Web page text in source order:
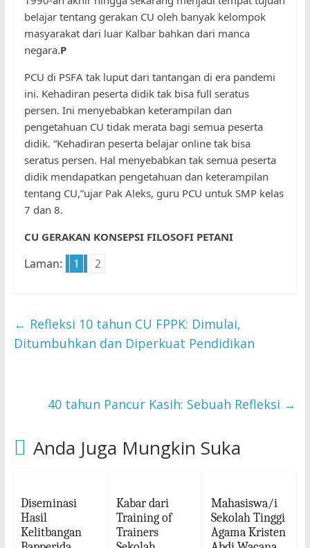
belajar tentang gerakan CU oleh banyak kelompok
masyarakat dari luar Kalbar bahkan dari manca
negara.P
PCU di PSFA tak luput dari tantangan di era pandemi
ini. Kehadiran peserta didik tak bisa full seratus
persen. Ini menyebabkan keterampilan dan
pengetahuan CU tidak merata bagi semua peserta
didik. “Kehadiran peserta belajar online tak bisa
seratus persen. Hal menyebabkan tak semua peserta
didik mendapatkan pengetahuan dan keterampilan
tentang CU,”ujar Pak Aleks, guru PCU untuk SMP kelas
7 dan 8.
CU GERAKAN KONSEPSI FILOSOFI PETANI
Laman: 1 2
← Refleksi 10 tahun CU FPPK: Dimulai,
Ditumbuhkan dan Diperkuat Pendidikan
40 tahun Pancur Kasih: Sebuah Refleksi →
Anda Juga Mungkin Suka
Diseminasi
Hasil
Kelitbangan
Kabar dari
Training of
Trainers
Mahasiswa/i
Sekolah Tinggi
Agama Kristen